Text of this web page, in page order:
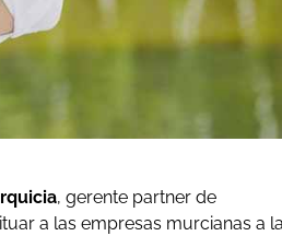
, gerente partner de
a las empresas murcianas a